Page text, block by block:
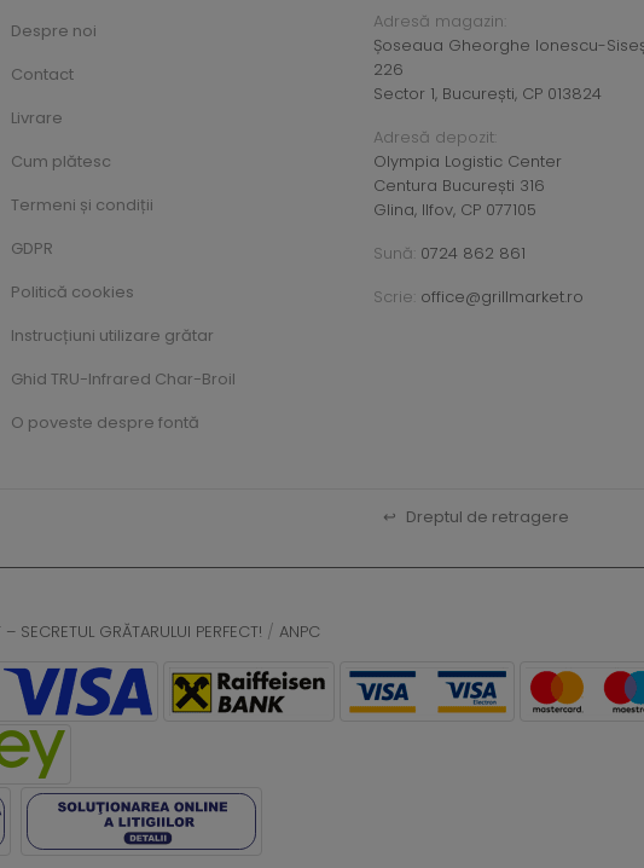
Despre noi
Contact
Livrare
Cum plătesc
Termeni și condiții
GDPR
Politică cookies
Instrucțiuni utilizare grătar
Ghid TRU-Infrared Char-Broil
O poveste despre fontă
Adresă magazin:
Șoseaua Gheorghe Ionescu-
226
Sector 1, București, CP 013824
Adresă depozit:
Olympia Logistic Center
Centura București 316
Glina, Ilfov, CP 077105
Sună: 0724 862 861
Scrie: office@grillmarket.ro
↩ Dreptul de retragere
– SECRETUL GRĂTARULUI PERFECT! / ANPC